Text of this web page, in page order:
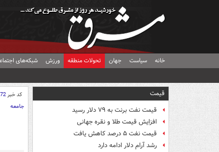
خانه سیاست جهان تحولات منطقه ورزش شبکه‌های
قیمت
قیمت نفت برنت به ۷۹ دلار رسید
افزایش قیمت طلا و نقره جهانی
قیمت نفت ۵ درصد کاهش یافت
رشد آرام دلار ادامه دارد
کد خبر
جامعه